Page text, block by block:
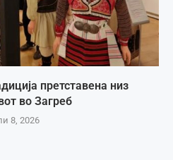
претставена низ
во Загреб
8, 2026